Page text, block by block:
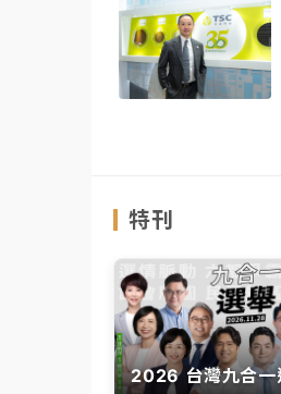
特刊
2026 台灣九合一